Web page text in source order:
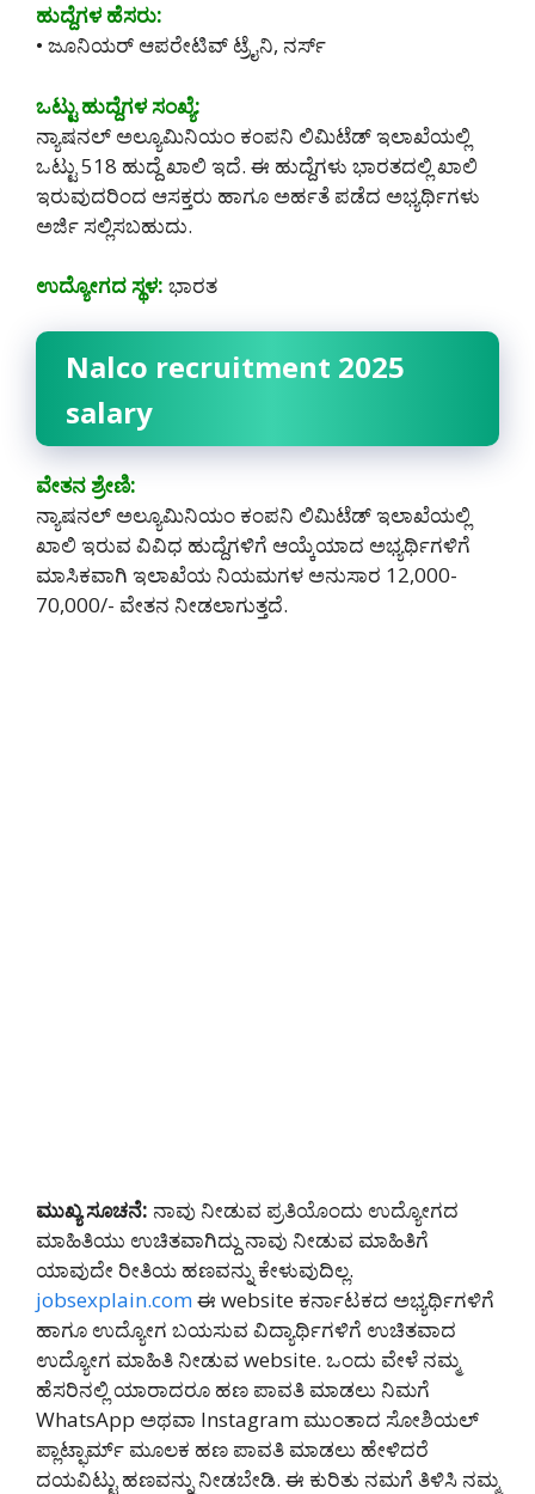
ಹುದ್ದೆಗಳ ಹೆಸರು:
• ಜೂನಿಯರ್ ಆಪರೇಟಿವ್ ಟ್ರೈನಿ, ನರ್ಸ್
ಒಟ್ಟು ಹುದ್ದೆಗಳ ಸಂಖ್ಯೆ:
ನ್ಯಾಷನಲ್ ಅಲ್ಯೂಮಿನಿಯಂ ಕಂಪನಿ ಲಿಮಿಟೆಡ್ ಇಲಾಖೆಯಲ್ಲಿ
ಒಟ್ಟು 518 ಹುದ್ದೆ ಖಾಲಿ ಇದೆ. ಈ ಹುದ್ದೆಗಳು ಭಾರತದಲ್ಲಿ ಖಾಲಿ
ಇರುವುದರಿಂದ ಆಸಕ್ತರು ಹಾಗೂ ಅರ್ಹತೆ ಪಡೆದ ಅಭ್ಯರ್ಥಿಗಳು
ಅರ್ಜಿ ಸಲ್ಲಿಸಬಹುದು.
ಉದ್ಯೋಗದ ಸ್ಥಳ: ಭಾರತ
Nalco recruitment 2025
salary
ವೇತನ ಶ್ರೇಣಿ:
ನ್ಯಾಷನಲ್ ಅಲ್ಯೂಮಿನಿಯಂ ಕಂಪನಿ ಲಿಮಿಟೆಡ್ ಇಲಾಖೆಯಲ್ಲಿ
ಖಾಲಿ ಇರುವ ವಿವಿಧ ಹುದ್ದೆಗಳಿಗೆ ಆಯ್ಕೆಯಾದ ಅಭ್ಯರ್ಥಿಗಳಿಗೆ
ಮಾಸಿಕವಾಗಿ ಇಲಾಖೆಯ ನಿಯಮಗಳ ಅನುಸಾರ 12,000-
70,000/- ವೇತನ ನೀಡಲಾಗುತ್ತದೆ.
ಮುಖ್ಯ ಸೂಚನೆ: ನಾವು ನೀಡುವ ಪ್ರತಿಯೊಂದು ಉದ್ಯೋಗದ
ಮಾಹಿತಿಯು ಉಚಿತವಾಗಿದ್ದು ನಾವು ನೀಡುವ ಮಾಹಿತಿಗೆ
ಯಾವುದೇ ರೀತಿಯ ಹಣವನ್ನು ಕೇಳುವುದಿಲ್ಲ.
jobsexplain.comಈ website ಕರ್ನಾಟಕದ ಅಭ್ಯರ್ಥಿಗಳಿಗೆ
ಹಾಗೂ ಉದ್ಯೋಗ ಬಯಸುವ ವಿದ್ಯಾರ್ಥಿಗಳಿಗೆ ಉಚಿತವಾದ
ಉದ್ಯೋಗ ಮಾಹಿತಿ ನೀಡುವ website. ಒಂದು ವೇಳೆ ನಮ್ಮ
ಹೆಸರಿನಲ್ಲಿ ಯಾರಾದರೂ ಹಣ ಪಾವತಿ ಮಾಡಲು ನಿಮಗೆ
WhatsApp ಅಥವಾ Instagram ಮುಂತಾದ ಸೋಶಿಯಲ್
ಪ್ಲಾಟ್ಫಾರ್ಮ್ ಮೂಲಕ ಹಣ ಪಾವತಿ ಮಾಡಲು ಹೇಳಿದರೆ
ದಯವಿಟ್ಟು ಹಣವನ್ನು ನೀಡಬೇಡಿ‌. ಈ ಕುರಿತು ನಮಗೆ ತಿಳಿಸಿ ನಮ್ಮ